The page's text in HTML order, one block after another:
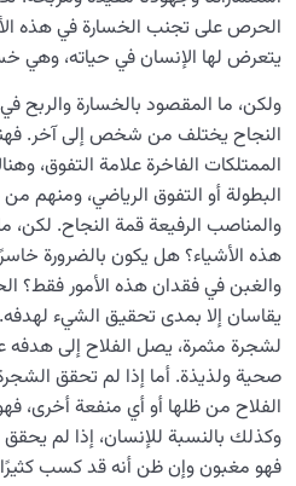
والذنب، والمعصية
فهم ودراسة أربع حالات للنفس في
التنافس الإيجابي: متى تكون مقارنة
ما معنى مغبون؟ ومن هو المغبون
من هو الملعون ولماذا ابتعد
العائلة السماوية للإنسان
هندسة النفس وتهذيب الروح
نضوج الطفل الغالي للروح
القضاء والقدر والاختيار
الحرص على تجنب الخسارة في هذه
يتعرض لها الإنسان في حياته، وهي
ولكن، ما المقصود بالخسارة والربح
النجاح يختلف من شخص إلى آخر.
الممتلكات الفاخرة علامة التفوق،
البطولة أو التفوق الرياضي، ومنهم
والمناصب الرفيعة قمة النجاح. لكن،
هذه الأشياء؟ هل يكون بالضرورة
والغبن في فقدان هذه الأمور فقط؟
يقاسان إلا بمدى تحقيق الشيء
لشجرة مثمرة، يصل الفلاح إلى هدفه
صحية ولذيذة. أما إذا لم تحقق
الفلاح من ظلها أو أي منفعة أخرى،
وكذلك بالنسبة للإنسان، إذا لم
فهو مغبون وإن ظن أنه قد كسب